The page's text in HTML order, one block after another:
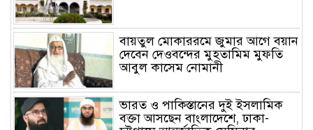
বায়তুল মোকাররমে জুমার আগে বয়ান
দেবেন দেওবন্দের মুহতামিম মুফতি
আবুল কাসেম নোমানী
ভারত ও পাকিস্তানের দুই ইসলামিক
বক্তা আসছেন বাংলাদেশে, ঢাকা-